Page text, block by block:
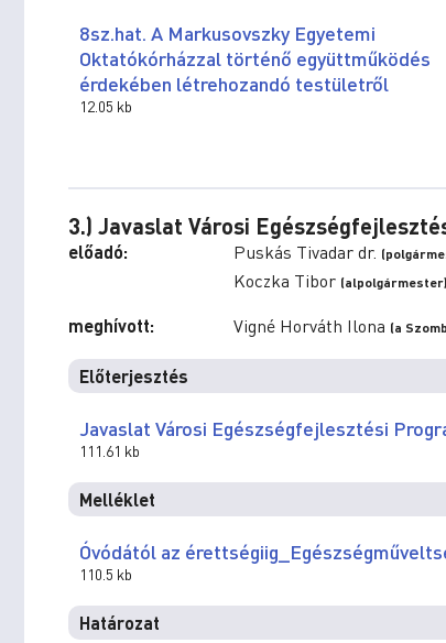
8sz.hat. A Markusovszky Egyetemi
Oktatókórházzal történő együttműködés
érdekében létrehozandó testületről
12.05 kb
3.) Javaslat Városi
előadó: Puskás Tivadar dr.
Koczka Tibor (alpolgármester)
meghívott: Vigné Horváth Ilona (a
Előterjesztés
Javaslat Városi Egészségfejlesztési
111.61 kb
Melléklet
Óvódától az
110.5 kb
Határozat